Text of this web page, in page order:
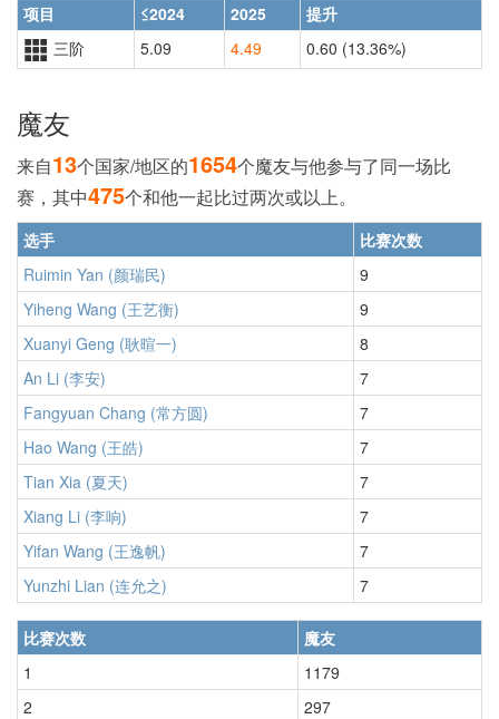
项目 ≤2024 2025
提升
三阶
5.09 4.49 0.60 (13.36%)
魔友
来自13个国家/地区的1654个魔友与他参与了同一场比
赛，其中475个和他一起比过两次或以上。
选手
比赛次数
Ruimin Yan (颜瑞民)
9
Yiheng Wang (王艺衡)
9
Xuanyi Geng (耿暄一)
8
An Li (李安)
7
Fangyuan Chang (常方圆)
7
Hao Wang (王皓)
7
Tian Xia (夏天)
7
Xiang Li (李响)
7
Yifan Wang (王逸帆)
7
Yunzhi Lian (连允之)
7
比赛次数
魔友
1
1179
2
297